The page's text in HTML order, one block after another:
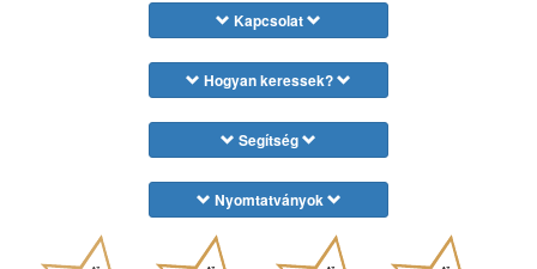
Kapcsolat
Hogyan keressek?
Segítség
Nyomtatványok